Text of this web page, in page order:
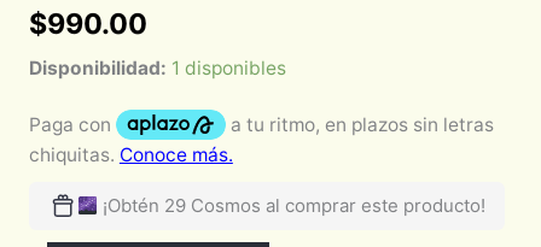
$990.00
Disponibilidad: 1 disponibles
¡Obtén 29 Cosmos al comprar este producto!